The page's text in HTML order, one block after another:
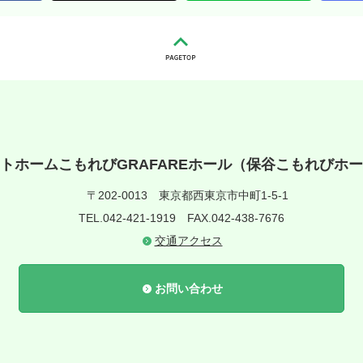
ホームこもれびGRAFAREホール（保谷こもれびホ
〒202-0013 東京都西東京市中町1-5-1
TEL.042-421-1919 FAX.042-438-7676
交通アクセス
お問い合わせ